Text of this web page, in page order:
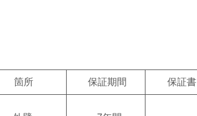
箇所 保証期間 保証書